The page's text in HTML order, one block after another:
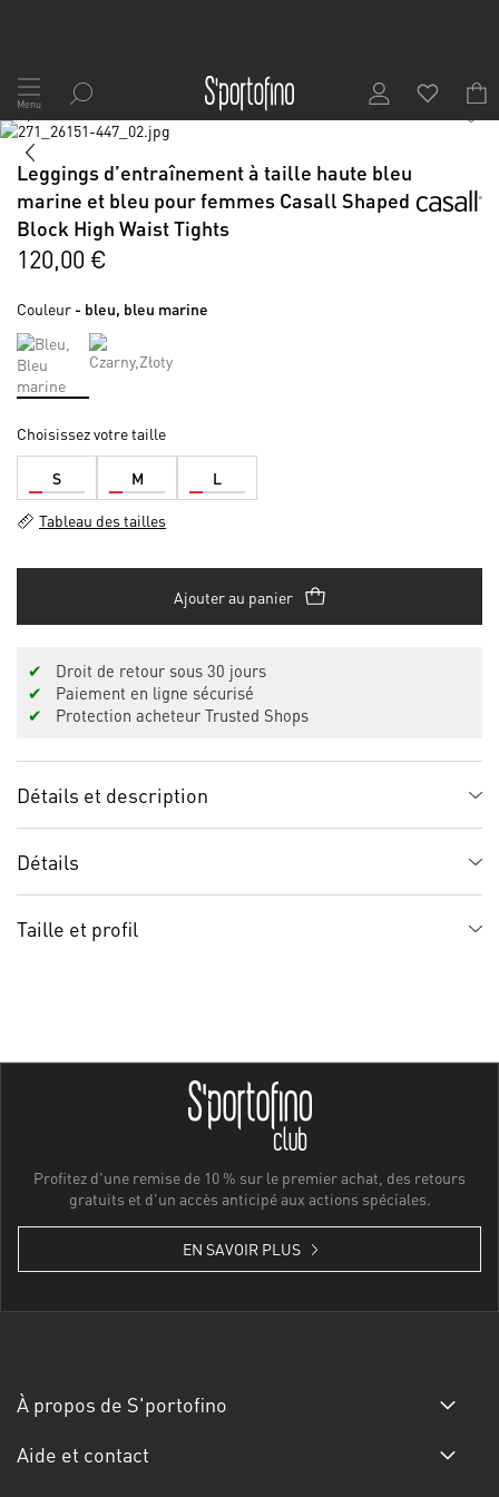
Allez
au
contenu
Menu
Skip
the
the
images
1/6
Skip
beginning
the
Leggings d’entraînement à taille haute bleu
marine et bleu pour femmes Casall Shaped
Block High Waist Tights
120,00 €
Couleur - bleu, bleu marine
Choisissez votre taille
S M L
Tableau des tailles
Ajouter au panier
✔
Droit de retour sous 30 jours
✔
Paiement en ligne sécurisé
✔
Protection acheteur Trusted Shops
Détails et description
Détails
Taille et profil
Profitez d'une remise de 10 % sur le premier achat, des retours
gratuits et d'un accès anticipé aux actions spéciales.
EN SAVOIR PLUS
À propos de S'portofino
Aide et contact